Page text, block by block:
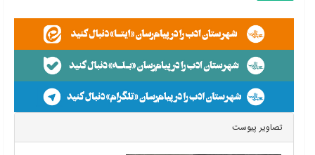
تصاویر پیوست